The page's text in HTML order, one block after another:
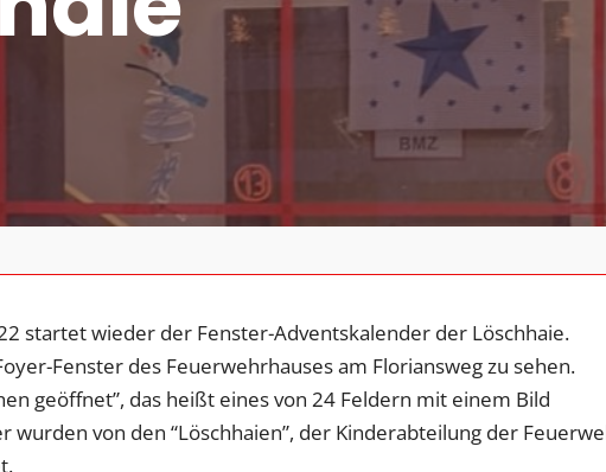
startet wieder der Fenster-Adventskalender der Löschhaie.
Fenster des Feuerwehrhauses am Floriansweg zu sehen.
geöffnet”, das heißt eines von 24 Feldern mit einem Bild
wurden von den “Löschhaien”, der Kinderabteilung der